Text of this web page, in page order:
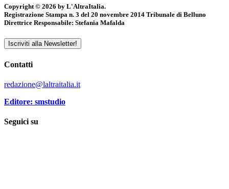
Copyright © 2026 by L'AltraItalia.
Registrazione Stampa n. 3 del 20 novembre 2014 Tribunale di Belluno
Direttrice Responsabile: Stefania Mafalda
Iscriviti alla Newsletter!
Contatti
redazione@laltraitalia.it
Editore: smstudio
Seguici su